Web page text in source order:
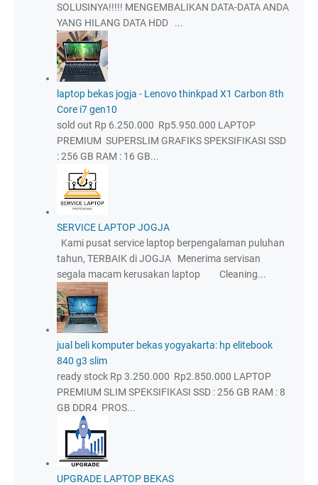
SOLUSINYA!!!!! MENGEMBALIKAN DATA-DATA ANDA
YANG HILANG DATA HDD ...
laptop bekas jogja - Lenovo thinkpad X1 Carbon 8th
Core i7 gen10
sold out Rp 6.250.000 Rp5.950.000 LAPTOP
PREMIUM SUPERSLIM GRAFIKS SPEKSIFIKASI SSD
: 256 GB RAM : 16 GB...
SERVICE LAPTOP JOGJA
Kami pusat service laptop berpengalaman puluhan
tahun, TERBAIK di JOGJA Menerima servisan
segala macam kerusakan laptop Cleaning...
jual beli komputer bekas yogyakarta: hp elitebook
840 g3 slim
ready stock Rp 3.250.000 Rp2.850.000 LAPTOP
PREMIUM SLIM SPEKSIFIKASI SSD : 256 GB RAM : 8
GB DDR4 PROS...
UPGRADE LAPTOP BEKAS